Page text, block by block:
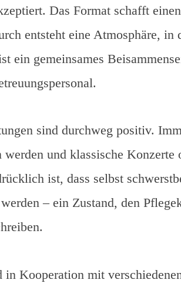
Das Format schafft
entsteht eine Atmosphäre,
ein gemeinsames
sind durchweg positiv.
und klassische
ist, dass selbst
– ein Zustand, den
Kooperation mit